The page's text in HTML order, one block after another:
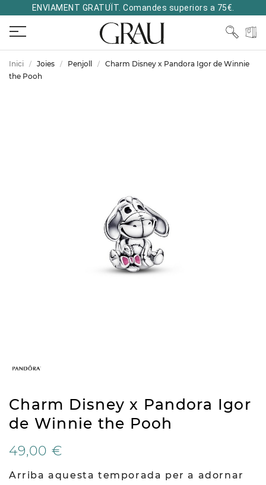
ENVIAMENT GRATUÏT. Comandes superiors a 75€.
Inici Joies Penjoll
Charm Disney x Pandora Igor de Winnie
the Pooh
Charm Disney x Pandora Igor
de Winnie the Pooh
49,00 €
Arriba aquesta temporada per a adornar